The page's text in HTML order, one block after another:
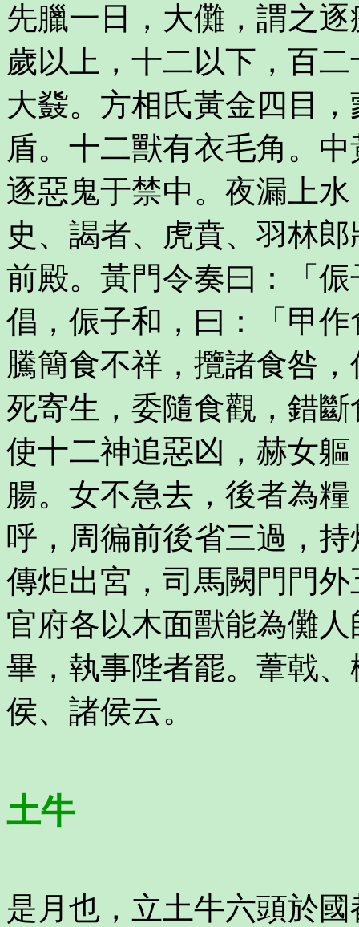
先臘一日，大儺，謂之
歲以上，十二以下，百
大鼗。方相氏黃金四目
盾。十二獸有衣毛角。
逐惡鬼于禁中。夜漏上
史、謁者、虎賁、羽林
前殿。黃門令奏曰：「
倡，侲子和，曰：「甲
騰簡食不祥，攬諸食咎
死寄生，委隨食觀，錯
使十二神追惡凶，赫女
腸。女不急去，後者為
呼，周徧前後省三過，
傳炬出宮，司馬闕門門
官府各以木面獸能為儺
畢，執事陛者罷。葦戟
侯、諸侯云。
土牛
是月也，立土牛六頭於